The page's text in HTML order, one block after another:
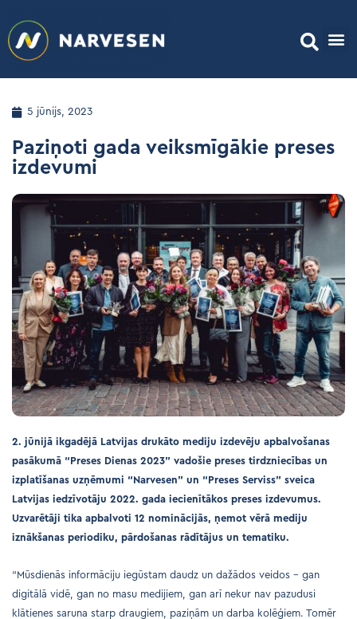
5 jūnijs, 2023
Paziņoti gada veiksmīgākie preses
izdevumi
2. jūnijā ikgadējā Latvijas drukāto mediju izdevēju apbalvošanas
pasākumā “Preses Dienas 2023” vadošie preses tirdzniecības un
izplatīšanas uzņēmumi “Narvesen” un “Preses Serviss” sveica
Latvijas iedzīvotāju 2022. gada iecienītākos preses izdevumus.
Uzvarētāji tika apbalvoti 12 nominācijās, ņemot vērā mediju
iznākšanas periodiku, pārdošanas rādītājus un tematiku.
“Mūsdienās informāciju iegūstam daudz un dažādos veidos – gan
digitālā vidē, gan no masu medijiem, gan arī nekur nav pazudusi
klātienes saruna starp draugiem, paziņām un darba kolēģiem. Tomēr